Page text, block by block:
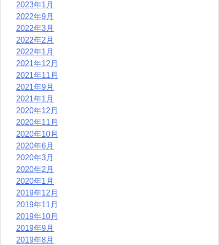
2023年1月
2022年9月
2022年3月
2022年2月
2022年1月
2021年12月
2021年11月
2021年9月
2021年1月
2020年12月
2020年11月
2020年10月
2020年6月
2020年3月
2020年2月
2020年1月
2019年12月
2019年11月
2019年10月
2019年9月
2019年8月